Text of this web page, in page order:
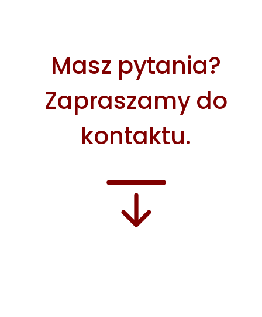
Masz pytania?
Zapraszamy do
kontaktu.